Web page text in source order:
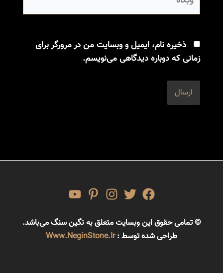
ذخیره نام، ایمیل و وبسایت من در مرورگر برای
زمانی که دوباره دیدگاهی می‌نویسم.
© تمامی حقوق این وبسایت متعلق به نگین سنگ می‌باشد.
طراحی شده توسط :Www.NeginStone.ir